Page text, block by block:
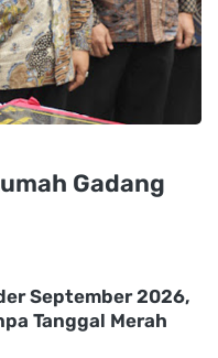
Gadang
September 2026,
Tanggal Merah